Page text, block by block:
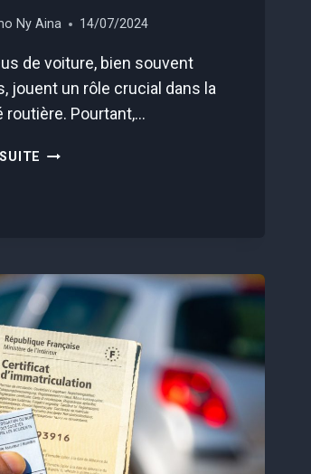
Ny Aina 14/07/2024
de voiture, bien souvent
jouent un rôle crucial dans la
routière. Pourtant,…
LES
PÉREMPTION,
VOICI
COMMENT
VÉRIFIER
QUE
LES
VOTRE
NE
SOIENT
PAS